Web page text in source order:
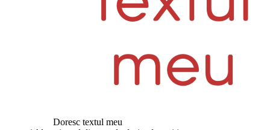
Doresc textul meu